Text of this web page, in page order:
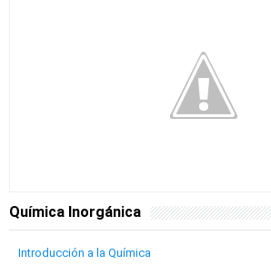
Química Inorgánica
Introducción a la Química